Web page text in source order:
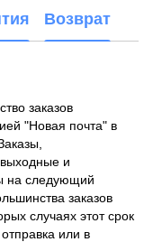
Возврат
заказов
"Новая почта" в
и
на следующий
заказов
случаях этот срок
или в